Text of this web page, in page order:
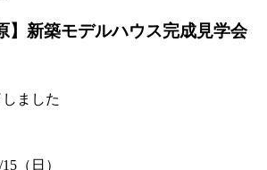
】新築モデルハウス完成見学会
ました
（日）